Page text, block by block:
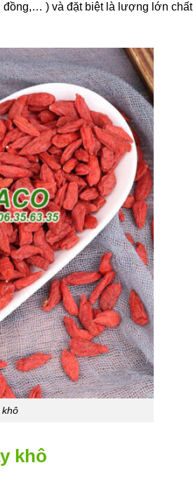
đồng,… ) và đặt biệt là lượng lớn chất
khô
khô